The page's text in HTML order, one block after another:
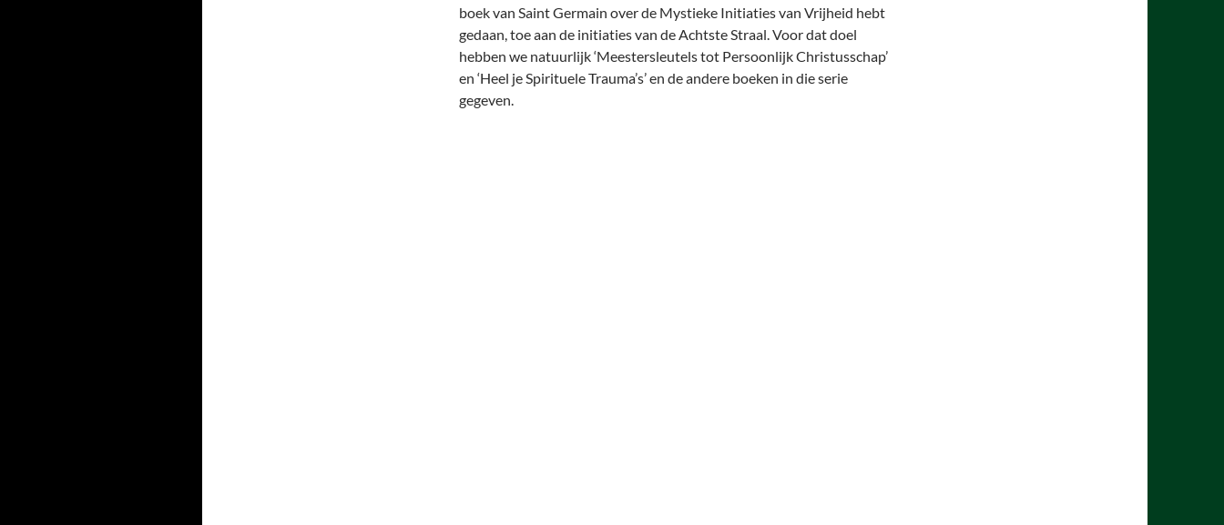
boek van Saint Germain over de Mystieke Initiaties van Vrijheid hebt
gedaan, toe aan de initiaties van de Achtste Straal. Voor dat doel
hebben we natuurlijk ‘Meestersleutels tot Persoonlijk Christusschap’
en ‘Heel je Spirituele Trauma’s’ en de andere boeken in die serie
gegeven.